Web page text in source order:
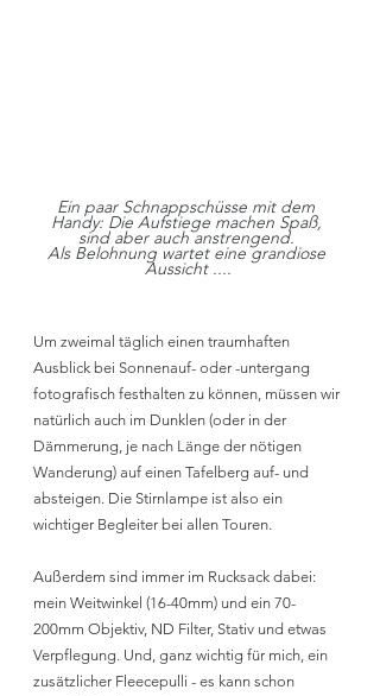
Ein paar Schnappschüsse mit dem
Handy: Die Aufstiege machen Spaß,
sind aber auch anstrengend.
Als Belohnung wartet eine grandiose
Aussicht ....
Um zweimal täglich einen traumhaften
Ausblick bei Sonnenauf- oder -untergang
fotografisch festhalten zu können, müssen wir
natürlich auch im Dunklen (oder in der
Dämmerung, je nach Länge der nötigen
Wanderung) auf einen Tafelberg auf- und
absteigen. Die Stirnlampe ist also ein
wichtiger Begleiter bei allen Touren.
Außerdem sind immer im Rucksack dabei:
mein Weitwinkel (16-40mm) und ein 70-
200mm Objektiv, ND Filter, Stativ und etwas
Verpflegung. Und, ganz wichtig für mich, ein
zusätzlicher Fleecepulli - es kann schon